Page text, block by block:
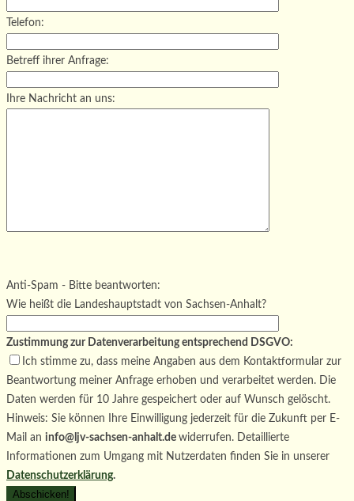
Telefon:
Betreff ihrer Anfrage:
Ihre Nachricht an uns:
Bitte lasse dieses Feld leer.
Anti-Spam - Bitte beantworten:
Wie heißt die Landeshauptstadt von Sachsen-Anhalt?
Zustimmung zur Datenverarbeitung entsprechend DSGVO:
Ich stimme zu, dass meine Angaben aus dem Kontaktformular zur
Beantwortung meiner Anfrage erhoben und verarbeitet werden. Die
Daten werden für 10 Jahre gespeichert oder auf Wunsch gelöscht.
Hinweis: Sie können Ihre Einwilligung jederzeit für die Zukunft per E-
Mail an info@ljv-sachsen-anhalt.de widerrufen. Detaillierte
Informationen zum Umgang mit Nutzerdaten finden Sie in unserer
Datenschutzerklärung.